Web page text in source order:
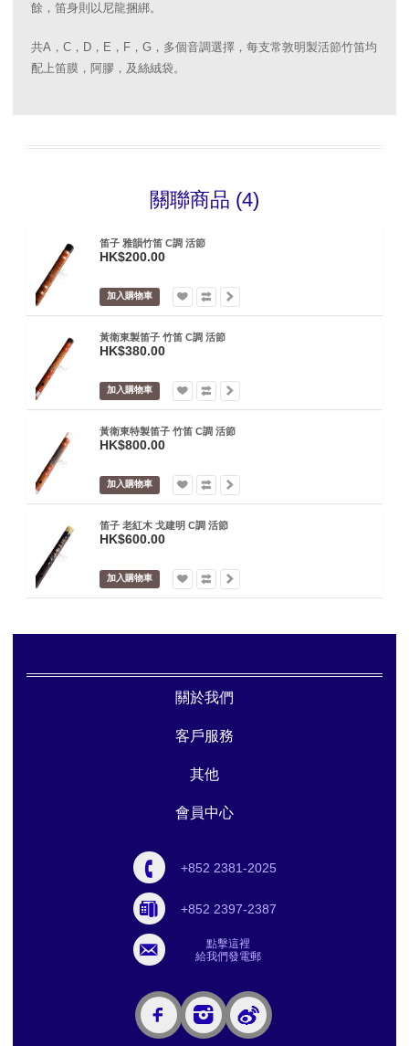
餘，笛身則以尼龍捆綁。
共A，C，D，E，F，G，多個音調選擇，每支常敦明製活節竹笛均
配上笛膜，阿膠，及絲絨袋。
關聯商品 (4)
笛子 雅韻竹笛 C調 活節
HK$200.00
加入購物車
黃衛東製笛子 竹笛 C調 活節
HK$380.00
加入購物車
黃衛東特製笛子 竹笛 C調 活節
HK$800.00
加入購物車
笛子 老紅木 戈建明 C調 活節
HK$600.00
加入購物車
關於我們
客戶服務
其他
會員中心
+852 2381-2025
+852 2397-2387
點擊這裡
給我們發電郵